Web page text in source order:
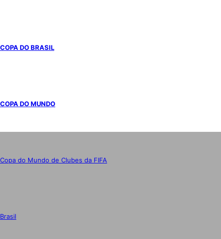
COPA DO BRASIL
COPA DO MUNDO
Copa do Mundo de Clubes da FIFA
Brasil